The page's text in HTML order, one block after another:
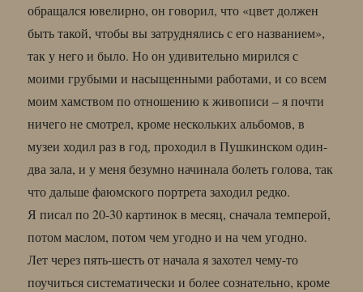
обращался ювелирно, он говорил, что «цвет должен
быть такой, чтобы вы затруднялись с его названием»,
так у него и было. Но он удивительно мирился с
моими грубыми и насыщенными работами, и со всем
моим хамством по отношению к живописи – я почти
ничего не смотрел, кроме нескольких альбомов, в
музеи ходил раз в год, проходил в Пушкинском один-
два зала, и у меня безумно начинала болеть голова, так
что дальше фаюмского портрета заходил редко.
Я писал по 20-30 картинок в месяц, сначала темперой,
потом маслом, потом чем угодно и на чем угодно.
Лет через пять-шесть от начала я захотел чему-то
поучиться систематически и более сознательно, кроме